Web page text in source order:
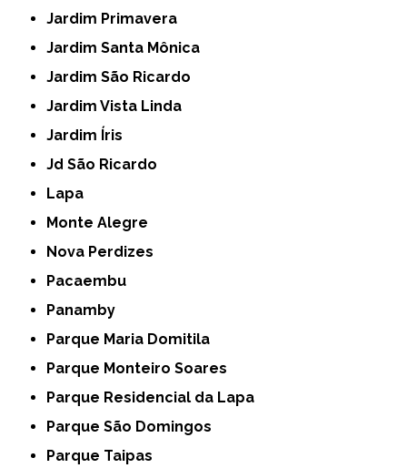
Jardim Primavera
Jardim Santa Mônica
Jardim São Ricardo
Jardim Vista Linda
Jardim Íris
Jd São Ricardo
Lapa
Monte Alegre
Nova Perdizes
Pacaembu
Panamby
Parque Maria Domitila
Parque Monteiro Soares
Parque Residencial da Lapa
Parque São Domingos
Parque Taipas